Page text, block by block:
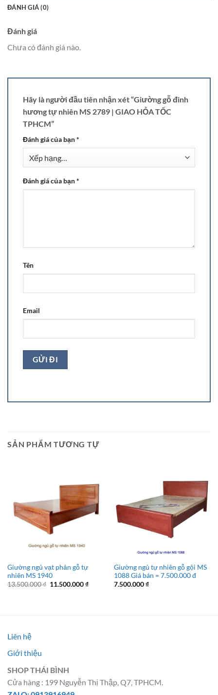
ĐÁNH GIÁ (0)
Đánh giá
Chưa có đánh giá nào.
Hãy là người đầu tiên nhận xét “Giường gỗ đinh
hương tự nhiên MS 2789 | GIAO HỎA TỐC
TPHCM”
Đánh giá của bạn*
Đánh giá của bạn*
Tên
Email
SẢN PHẨM TƯƠNG TỰ
Giường ngủ vạt phản gỗ tự
nhiên MS 1940
13.500.000₫ Giá
11.500.000₫Giá
Giường ngủ tự nhiên gỗ gội MS
1088 Giá bán = 7.500.000 đ
7.500.000₫
Liên hệ
Giới thiệu
SHOP THÁI BÌNH
Cửa hàng : 199 Nguyễn Thị Thập, Q7, TPHCM.